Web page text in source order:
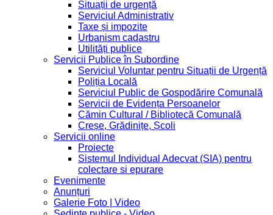
Situații de urgență
Serviciul Administrativ
Taxe și impozite
Urbanism cadastru
Utilități publice
Servicii Publice în Subordine
Serviciul Voluntar pentru Situații de Urgență
Poliția Locală
Serviciul Public de Gospodărire Comunală
Servicii de Evidența Persoanelor
Cămin Cultural / Bibliotecă Comunală
Creșe, Grădinițe, Școli
Servicii online
Proiecte
Sistemul Individual Adecvat (SIA) pentru
colectare si epurare
Evenimente
Anunțuri
Galerie Foto | Video